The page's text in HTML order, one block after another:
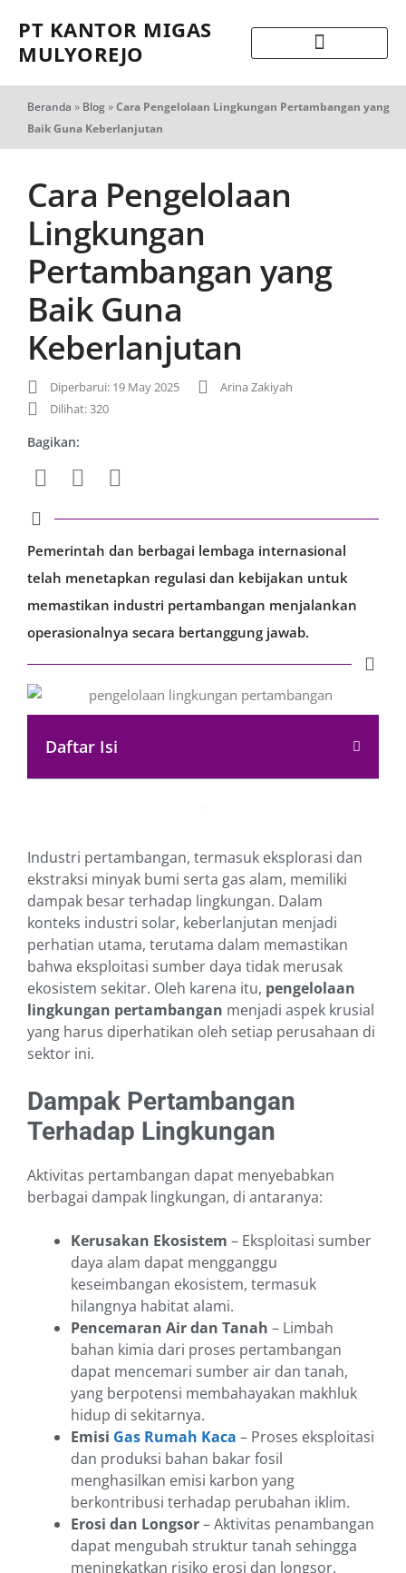
PT KANTOR MIGAS
MULYOREJO
Beranda » Blog»Cara Pengelolaan Lingkungan Pertambangan yang
Baik Guna Keberlanjutan
Cara Pengelolaan
Lingkungan
Pertambangan yang
Baik Guna
Keberlanjutan
Diperbarui: 19 May 2025
Arina Zakiyah
Dilihat: 320
Bagikan:
Pemerintah dan berbagai lembaga internasional
telah menetapkan regulasi dan kebijakan untuk
memastikan industri pertambangan menjalankan
operasionalnya secara bertanggung jawab.
Daftar Isi
Industri pertambangan, termasuk eksplorasi dan
ekstraksi minyak bumi serta gas alam, memiliki
dampak besar terhadap lingkungan. Dalam
konteks industri solar, keberlanjutan menjadi
perhatian utama, terutama dalam memastikan
bahwa eksploitasi sumber daya tidak merusak
ekosistem sekitar. Oleh karena itu, pengelolaan
lingkungan pertambangan menjadi aspek krusial
yang harus diperhatikan oleh setiap perusahaan di
sektor ini.
Dampak Pertambangan
Terhadap Lingkungan
Aktivitas pertambangan dapat menyebabkan
berbagai dampak lingkungan, di antaranya:
Kerusakan Ekosistem – Eksploitasi sumber
daya alam dapat mengganggu
keseimbangan ekosistem, termasuk
hilangnya habitat alami.
Pencemaran Air dan Tanah – Limbah
bahan kimia dari proses pertambangan
dapat mencemari sumber air dan tanah,
yang berpotensi membahayakan makhluk
hidup di sekitarnya.
Emisi Gas Rumah Kaca – Proses eksploitasi
dan produksi bahan bakar fosil
menghasilkan emisi karbon yang
berkontribusi terhadap perubahan iklim.
Erosi dan Longsor– Aktivitas penambangan
dapat mengubah struktur tanah sehingga
meningkatkan risiko erosi dan longsor.